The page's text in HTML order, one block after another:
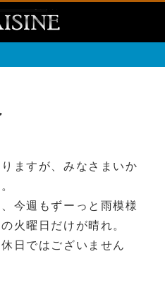
ますが、みなさまいか
今週もずーっと雨模様
火曜日だけが晴れ。
日ではございません